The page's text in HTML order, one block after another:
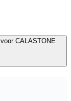
CALASTONE